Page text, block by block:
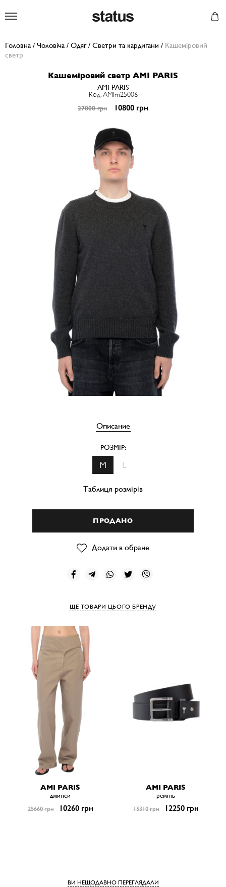
Головна / Чоловіча / Одяг/ Светри та кардигани / Кашеміровий
светр
Кашеміровий светр AMI PARIS
AMI PARIS
Код: AMIm25006
27000 грн 10800 грн
Описание
РОЗМІР:
M L
Таблиця розмірів
ПРОДАНО
Додати в обране
ЩЕ ТОВАРИ ЦЬОГО БРЕНДУ
AMI PARIS
джинси
25660 грн 10260 грн
AMI PARIS
ремiнь
15310 грн 12250 грн
ВИ НЕЩОДАВНО ПЕРЕГЛЯДАЛИ